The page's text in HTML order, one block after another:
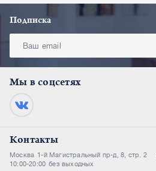
Подписка
Мы в соцсетях
Контакты
Москва 1-й Магистральный пр-д, 8, стр. 2
10:00-20:00 без выходных